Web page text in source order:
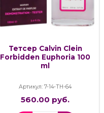
Тетсер Calvin Clein
Forbidden Euphoria 100
ml
Артикул: 7-14-ТН-64
560.00 руб.